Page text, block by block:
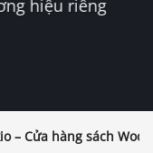
hiệu riêng
– Cửa hàng sách